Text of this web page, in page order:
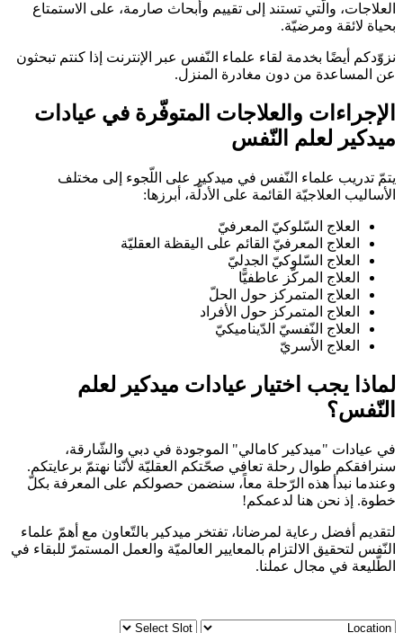
العلاجات، والّتي تستند إلى تقييم وأبحاث صارمة، على الاستمتاع
بحياة لائقة ومرضيّة.
نزوّدكم أيضًا بخدمة لقاء علماء النّفس عبر الإنترنت إذا كنتم تبحثون
عن المساعدة من دون مغادرة المنزل.
الإجراءات والعلاجات المتوفّرة في عيادات
ميدكير لعلم النّفس
يتمّ تدريب علماء النّفس في ميدكير على اللّجوء إلى مختلف
الأساليب العلاجيّة القائمة على الأدلّة، أبرزها:
العلاج السّلوكيّ المعرفيّ
العلاج المعرفيّ القائم على اليقظة العقليّة
العلاج السّلوكيّ الجدليّ
العلاج المركّز عاطفيًّا
العلاج المتمركز حول الحلّ
العلاج المتمركز حول الأفراد
العلاج النّفسيّ الدّيناميكيّ
العلاج الأسريّ
لماذا يجب اختيار عيادات ميدكير لعلم
النّفس؟
في عيادات "ميدكير كامالي" الموجودة في دبي والشّارقة،
سنرافقكم طوال رحلة تعافي صحّتكم العقليّة لأنّنا نهتمّ برعايتكم.
وعندما نبدأ هذه الرّحلة معاً، سنضمن حصولكم على المعرفة بكلّ
خطوة. إذ نحن هنا لدعمكم!
لتقديم أفضل رعاية لمرضانا، تفتخر ميدكير بالتّعاون مع أهمّ علماء
النّفس لتحقيق الالتزام بالمعايير العالميّة والعمل المستمرّ للبقاء في
الطّليعة في مجال عملنا.